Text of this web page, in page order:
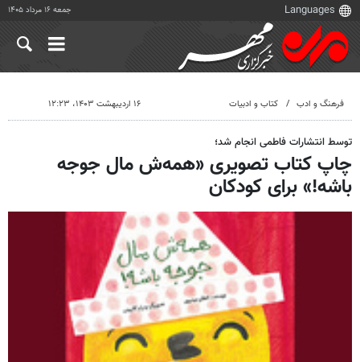
جمعه ۱۶ مرداد ۱۴۰۵
فرهنگ و ادب کتاب و ادبیات ۱۶ اردیبهشت ۱۴۰۳، ۱۲:۲۳
توسط انتشارات فاطمی انجام شد؛
چاپ کتاب تصویری «همه‌ش مال جوجه
باشه!» برای کودکان